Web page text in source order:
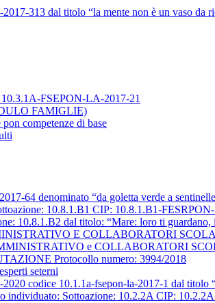
313 dal titolo “la mente non è un vaso da
FSEPON-LA-2017-21
FAMIGLIE)
competenze di base
64 denominato “da goletta verde a
10.8.1.B1 CIP: 10.8.1.B1-
10.8.1.B2 dal titolo: “Mare: loro ti guardano,
E COLLABORATORI
e COLLABORATORI
Protocollo numero: 3994/2018
seterni
codice 10.1.1a-fsepon-la-2017-1 dal titolo
individuato: Sottoazione: 10.2.2A CIP: